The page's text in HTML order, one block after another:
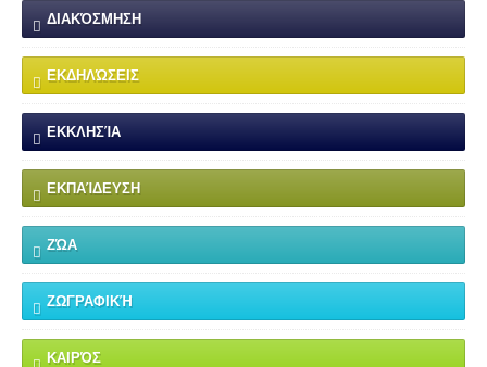
ΔΙΑΚΌΣΜΗΣΗ
ΕΚΔΗΛΏΣΕΙΣ
ΕΚΚΛΗΣΊΑ
ΕΚΠΑΊΔΕΥΣΗ
ΖΏΑ
ΖΩΓΡΑΦΙΚΉ
ΚΑΙΡΌΣ